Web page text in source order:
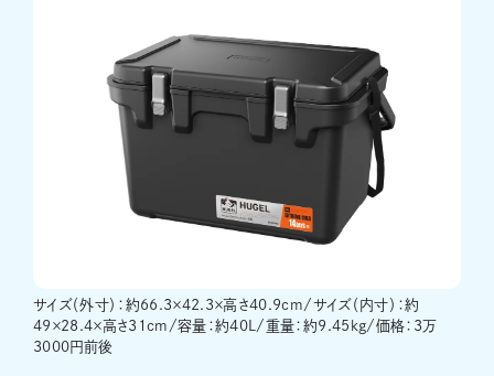
サイズ（外寸）：約66.3×42.3×高さ40.9cm/サイズ（内寸）：約
49×28.4×高さ31cm/容量：約40L/重量：約9.45kg/価格：3万
3000円前後